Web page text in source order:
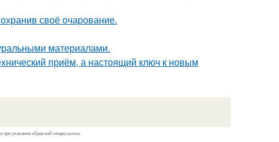
своё очарование.
материалами.
приём, а настоящий ключ к новым
при указании обратной гиперссылки.